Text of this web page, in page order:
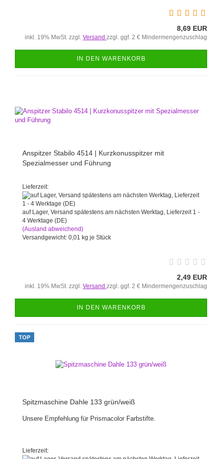
8,69 EUR
inkl. 19% MwSt. zzgl. Versand zzgl. ggf. 2 € Mindermengenzuschlag
IN DEN WARENKORB
Anspitzer Stabilo 4514 | Kurzkonusspitzer mit
Spezialmesser und Führung
Lieferzeit:
auf Lager, Versand spätestens am nächsten Werktag, Lieferzeit 1 -
4 Werktage (DE)
(Ausland abweichend)
Versandgewicht: 0,01 kg je Stück
2,49 EUR
inkl. 19% MwSt. zzgl. Versand zzgl. ggf. 2 € Mindermengenzuschlag
IN DEN WARENKORB
TOP
Spitzmaschine Dahle 133 grün/weiß
Unsere Empfehlung für Prismacolor Farbstifte.
Lieferzeit: